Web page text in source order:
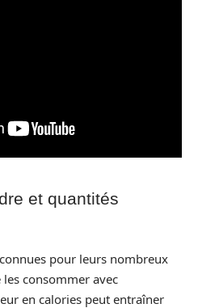
et quantités
pour leurs nombreux
consommer avec
en calories peut entraîner